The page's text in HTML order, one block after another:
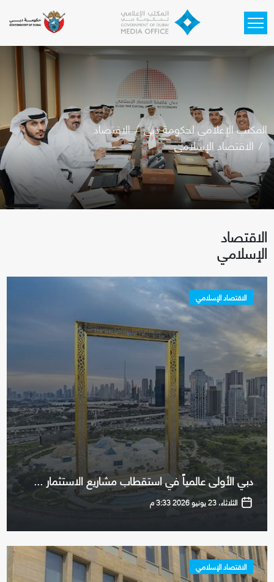
المكتب الإعلامي لحكومة دبي
الاقتصاد
الاقتصاد الإسلامي
الاقتصاد
الإسلامي
الاقتصاد الإسلامي
دبي الأولى عالمياً في استقطاب مشاريع الاستثمار ...
الثلاثاء، 23 يونيو 2026 3:33 م
الاقتصاد الإسلامي